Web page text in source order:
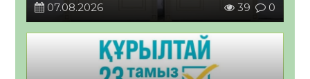
07.08.2026
39 0